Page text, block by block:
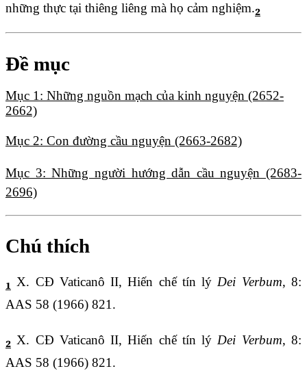
những thực tại thiêng liêng mà họ cảm nghiệm.2
Đề mục
Mục 1: Những nguồn mạch của kinh nguyện (2652-
2662)
Mục 2: Con đường cầu nguyện (2663-2682)
Mục 3: Những người hướng dẫn cầu nguyện (2683-
2696)
Chú thích
1 X. CĐ Vaticanô II, Hiến chế tín lýDei Verbum, 8:
AAS 58 (1966) 821.
2 X. CĐ Vaticanô II, Hiến chế tín lýDei Verbum, 8:
AAS 58 (1966) 821.